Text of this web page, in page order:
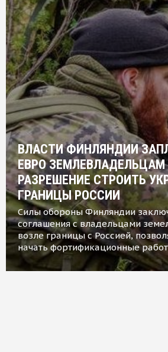
ВЛАСТИ ФИНЛЯНДИИ
ЕВРО ЗЕМЛЕВЛАДЕЛЬЦАМ
РАЗРЕШЕНИЕ СТРОИТЬ
ГРАНИЦЫ РОССИИ
Силы обороны Финляндии
соглашения с владельцами
возле границы с Россией,
начать фортификационные